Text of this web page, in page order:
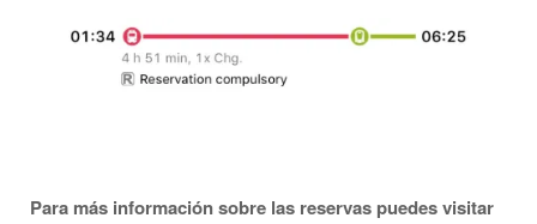
Para más información sobre las reservas puedes visitar